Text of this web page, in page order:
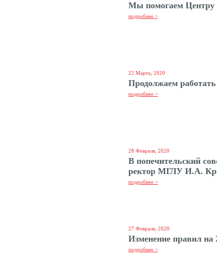
Мы помогаем Центру
подробнее >
22 Марта, 2020
Продолжаем работать
подробнее >
28 Февраля, 2020
В попечительский
ректор МГЛУ И.А.
подробнее >
27 Февраля, 2020
Изменение правил на
подробнее >